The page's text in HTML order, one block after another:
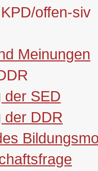
offen-siv
Meinungen
der SED
der DDR